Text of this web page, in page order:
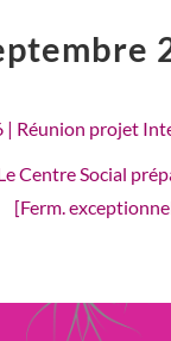
| Réunion projet
Centre Social
[Ferm.